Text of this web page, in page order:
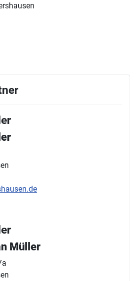
Abteilungsversammlung des TV
Müller